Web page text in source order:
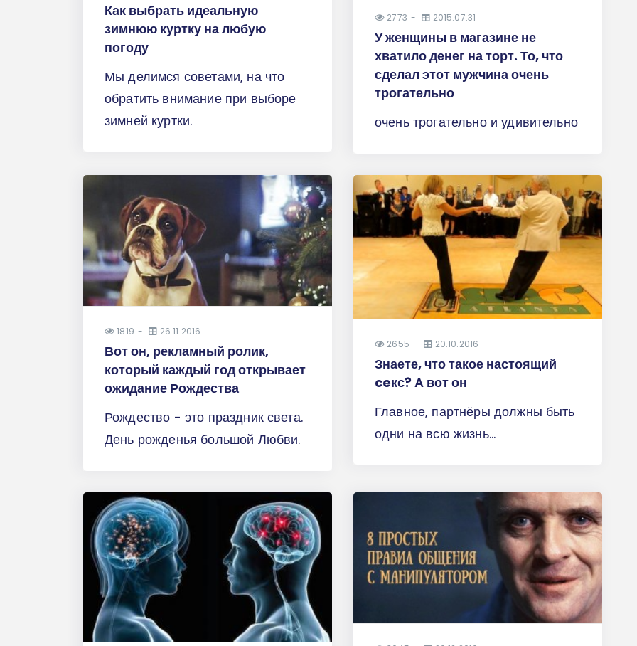
Как выбрать идеальную
зимнюю куртку на любую
погоду
Мы делимся советами, на что
обратить внимание при выборе
зимней куртки.
2773 2015.07.31
У женщины в магазине не
хватило денег на торт. То, что
сделал этот мужчина очень
трогательно
очень трогательно и удивительно
1819 26.11.2016
Вот он, рекламный ролик,
который каждый год открывает
ожидание Рождества
Рождество - это праздник света.
День рожденья большой Любви.
2655 20.10.2016
Знаете, что такое настоящий
ceкс? А вот он
Главное, партнёры должны быть
одни на всю жизнь...